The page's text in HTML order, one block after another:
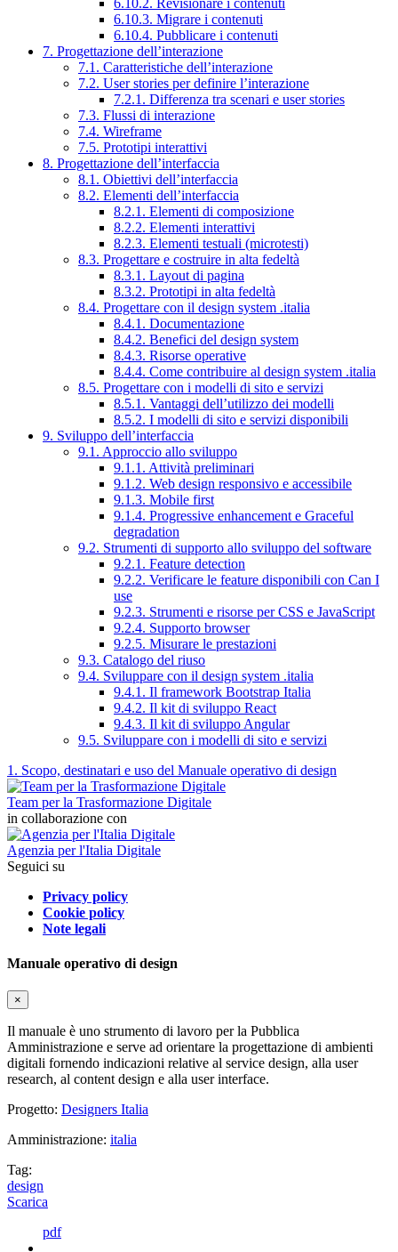
6.10.3. Migrare i contenuti
6.10.4. Pubblicare i contenuti
7. Progettazione dell’interazione
7.1. Caratteristiche dell’interazione
7.2. User stories per definire l’interazione
7.2.1. Differenza tra scenari e user stories
7.3. Flussi di interazione
7.4. Wireframe
7.5. Prototipi interattivi
8. Progettazione dell’interfaccia
8.1. Obiettivi dell’interfaccia
8.2. Elementi dell’interfaccia
8.2.1. Elementi di composizione
8.2.2. Elementi interattivi
8.2.3. Elementi testuali (microtesti)
8.3. Progettare e costruire in alta fedeltà
8.3.1. Layout di pagina
8.3.2. Prototipi in alta fedeltà
8.4. Progettare con il design system .italia
8.4.1. Documentazione
8.4.2. Benefici del design system
8.4.3. Risorse operative
8.4.4. Come contribuire al design system .italia
8.5. Progettare con i modelli di sito e servizi
8.5.1. Vantaggi dell’utilizzo dei modelli
8.5.2. I modelli di sito e servizi disponibili
9. Sviluppo dell’interfaccia
9.1. Approccio allo sviluppo
9.1.1. Attività preliminari
9.1.2. Web design responsivo e accessibile
9.1.3. Mobile first
9.1.4. Progressive enhancement e Graceful
degradation
9.2. Strumenti di supporto allo sviluppo del software
9.2.1. Feature detection
9.2.2. Verificare le feature disponibili con Can I
use
9.2.3. Strumenti e risorse per CSS e JavaScript
9.2.4. Supporto browser
9.2.5. Misurare le prestazioni
9.3. Catalogo del riuso
9.4. Sviluppare con il design system .italia
9.4.1. Il framework Bootstrap Italia
9.4.2. Il kit di sviluppo React
9.4.3. Il kit di sviluppo Angular
9.5. Sviluppare con i modelli di sito e servizi
1. Scopo, destinatari e uso del Manuale operativo di design
Team per la Trasformazione Digitale
in collaborazione con
Agenzia per l'Italia Digitale
Seguici su
Privacy policy
Cookie policy
Note legali
Manuale operativo di design
×
Il manuale è uno strumento di lavoro per la Pubblica
Amministrazione e serve ad orientare la progettazione di ambienti
digitali fornendo indicazioni relative al service design, alla user
research, al content design e alla user interface.
Progetto: Designers Italia
Amministrazione: italia
Tag:
design
Scarica
pdf